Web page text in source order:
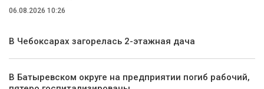
06.08.2026 10:26
В Чебоксарах загорелась 2-этажная дача
В Батыревском округе на предприятии погиб рабочий,